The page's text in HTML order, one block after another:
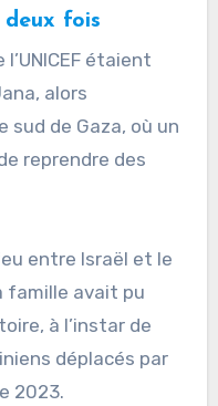
deux fois
étaient
alors
sud de Gaza, où un
reprendre des
entre Israël et le
famille avait pu
à l’instar de
déplacés par
2023.